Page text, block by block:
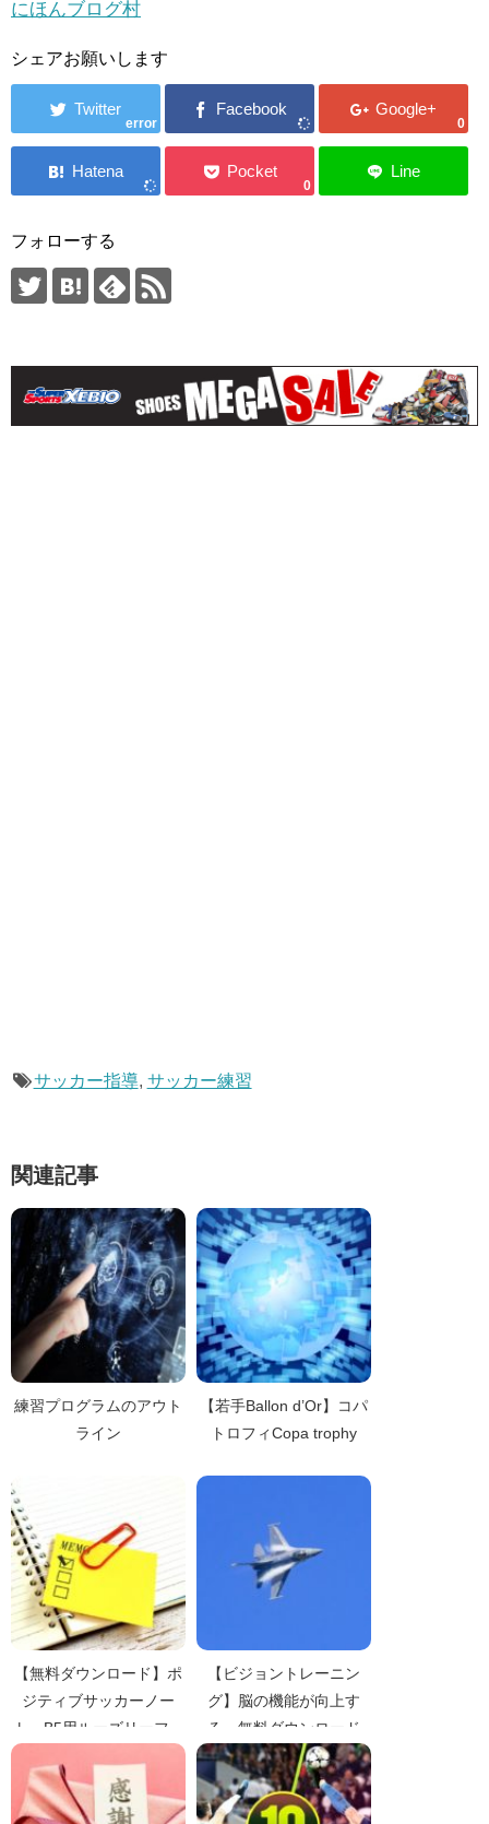
にほんブログ村
シェアお願いします
error 0
0
フォローする
サッカー指導, サッカー練習
関連記事
練習プログラムのアウト
ライン
【若手Ballon d’Or】コパ
トロフィCopa trophy
【無料ダウンロード】ポ
ジティブサッカーノー
ト B5用ルーズリーフ
【ビジョントレーニン
グ】脳の機能が向上す
る 無料ダウンロード